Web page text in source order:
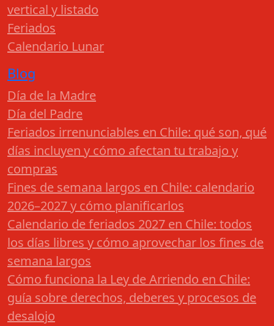
vertical y listado
Feriados
Calendario Lunar
Blog
Día de la Madre
Día del Padre
Feriados irrenunciables en Chile: qué son, qué
días incluyen y cómo afectan tu trabajo y
compras
Fines de semana largos en Chile: calendario
2026–2027 y cómo planificarlos
Calendario de feriados 2027 en Chile: todos
los días libres y cómo aprovechar los fines de
semana largos
Cómo funciona la Ley de Arriendo en Chile:
guía sobre derechos, deberes y procesos de
desalojo